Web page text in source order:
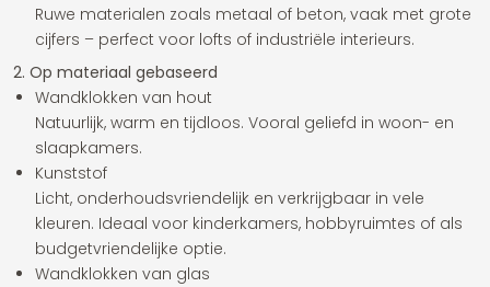
Ruwe materialen zoals metaal of beton, vaak met grote
cijfers – perfect voor lofts of industriële interieurs.
2. Op materiaal gebaseerd
Wandklokken van hout
Natuurlijk, warm en tijdloos. Vooral geliefd in woon- en
slaapkamers.
Kunststof
Licht, onderhoudsvriendelijk en verkrijgbaar in vele
kleuren. Ideaal voor kinderkamers, hobbyruimtes of als
budgetvriendelijke optie.
Wandklokken van glas